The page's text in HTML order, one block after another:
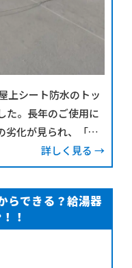
た。長年のご使用に
劣化が見られ、「そ
い」とご相談いただ
ートしました。シー
詳しく見る →
らできる？給湯器
！